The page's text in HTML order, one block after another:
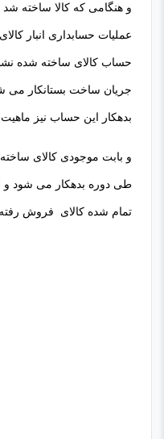
و هنگامی که کالا ساخته شد
عملیات حسابداری انبار
حساب کالای ساخته شده
جریان ساخت بستانکار می
بدهکار این حساب نیز ماهیت
و بابت موجودی کالای
طی دوره بدهکار می شود و
تمام شده کالای فروش